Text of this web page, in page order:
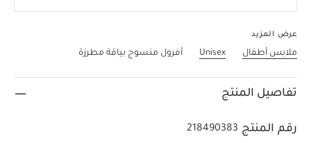
عرض المزيد
ملابس أطفال Unisex أفرول منسوج بياقة مطرزة
تفاصيل المنتج
رقم المنتج 218490383